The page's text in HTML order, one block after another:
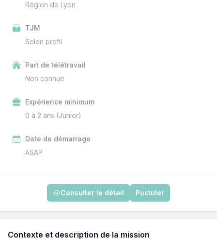
Région de Lyon
TJM
Selon profil
Part de télétravail
Non connue
Expérience minimum
0 à 2 ans (Junior)
Date de démarrage
ASAP
Consulter le détail Postuler
Contexte et description de la mission